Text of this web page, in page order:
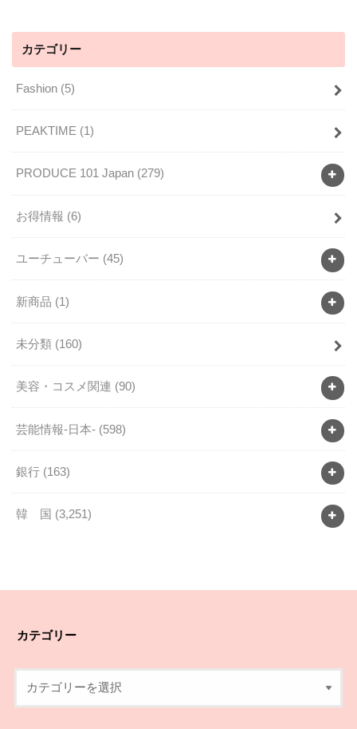
カテゴリー
Fashion (5)
PEAKTIME (1)
PRODUCE 101 Japan (279)
お得情報 (6)
ユーチューバー (45)
新商品 (1)
未分類 (160)
美容・コスメ関連 (90)
芸能情報-日本- (598)
銀行 (163)
韓 国 (3,251)
カテゴリー